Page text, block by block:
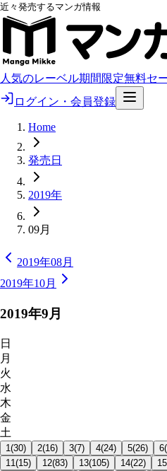
近々発売するマンガ情報
人気のレーベル期間限定無料セ
ログイン・会員登録
Home
発売日
2019年
09月
2019年08月
2019年10月
2019年9月
日
月
火
水
木
金
土
1 (30) 2(16) 3(7) 4(24) 5(26) 6(
11 (15) 12(83) 13(105) 14(22) 15